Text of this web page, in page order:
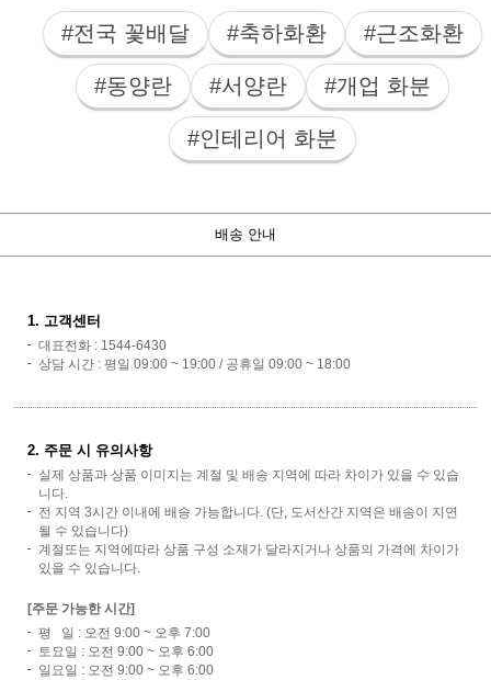
#전국 꽃배달 #축하화환 #근조화환
#동양란 #서양란 #개업 화분
#인테리어 화분
배송 안내
1. 고객센터
대표전화 : 1544-6430
상담 시간 : 평일 09:00 ~ 19:00 / 공휴일 09:00 ~ 18:00
2. 주문 시 유의사항
실제 상품과 상품 이미지는 계절 및 배송 지역에 따라 차이가 있을 수 있습
니다.
전 지역 3시간 이내에 배송 가능합니다. (단, 도서산간 지역은 배송이 지연
될 수 있습니다)
계절또는 지역에따라 상품 구성 소재가 달라지거나 상품의 가격에 차이가
있을 수 있습니다.
[주문 가능한 시간]
평 일 : 오전 9:00 ~ 오후 7:00
토요일 : 오전 9:00 ~ 오후 6:00
일요일 : 오전 9:00 ~ 오후 6:00